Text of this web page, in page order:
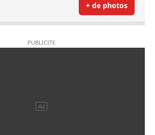
+ de photos